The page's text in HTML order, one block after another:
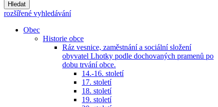
Hledat
rozšířené vyhledávání
Obec
Historie obce
Ráz vesnice, zaměstnání a sociální složení
obyvatel Lhotky podle dochovaných pramenů po
dobu trvání obce.
14.-16. století
17. století
18. století
19. století